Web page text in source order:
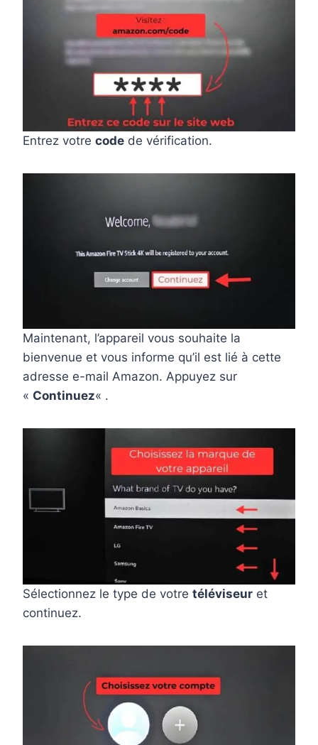
Entrez votre code de vérification.
Maintenant, l’appareil vous souhaite la
bienvenue et vous informe qu’il est lié à cette
adresse e-mail Amazon. Appuyez sur
« Continuez« .
Sélectionnez le type de votre téléviseur et
continuez.